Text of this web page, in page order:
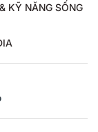
KỸ NĂNG SỐNG